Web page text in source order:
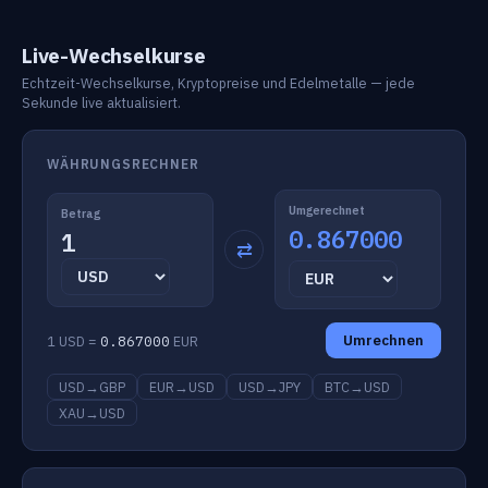
Live-Wechselkurse
Echtzeit-Wechselkurse, Kryptopreise und Edelmetalle — jede
Sekunde live aktualisiert.
WÄHRUNGSRECHNER
Betrag
⇄
Umgerechnet
0.867000
1 USD = 0.867000 EUR Umrechnen
USD→GBP EUR→USD USD→JPY
BTC→USD
XAU→USD